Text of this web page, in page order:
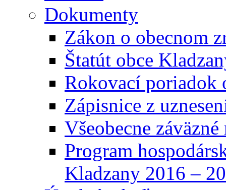
Dokumenty
Zákon o obecnom
Štatút obce
Rokovací poriadok
Zápisnice z
Všeobecne
Program
Kladzany 2016 –